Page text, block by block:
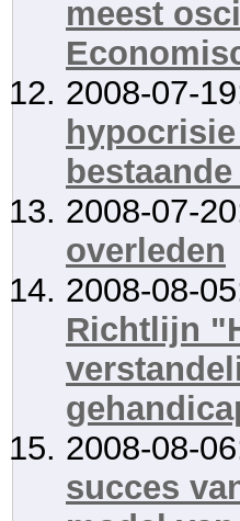
meest
2008-07-
2008-07-
overleden
2008-08-
Richtlijn
2008-08-
succes